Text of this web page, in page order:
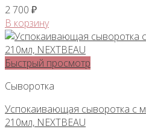
2 700 ₽
В корзину
Быстрый просмотр
Сыворотка
Успокаивающая сыворотка с
210мл, NEXTBEAU